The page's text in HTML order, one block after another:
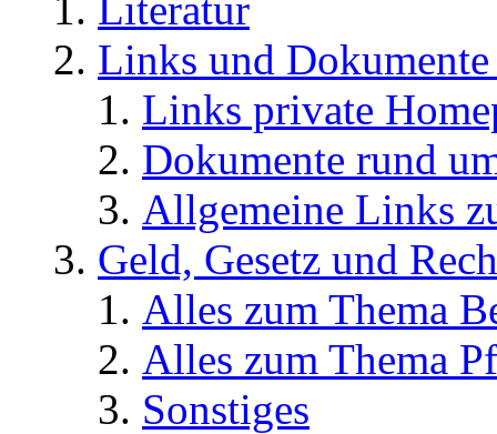
Links und
Links private
Dokumente rund
Allgemeine Links
Geld, Gesetz und
Alles zum Thema
Alles zum Thema
Sonstiges